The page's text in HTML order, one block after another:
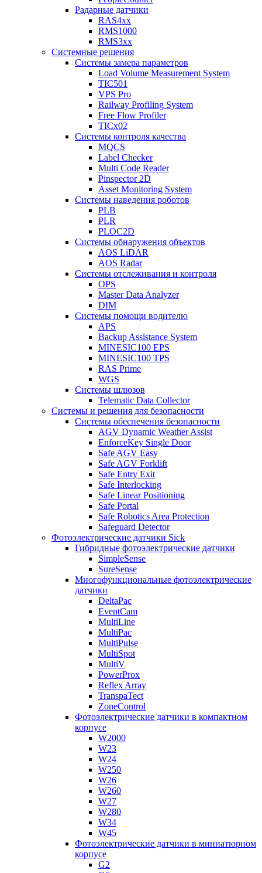
Радарные датчики
RAS4xx
RMS1000
RMS3xx
Системные решения
Системы замера параметров
Load Volume Measurement System
TIC501
VPS Pro
Railway Profiling System
Free Flow Profiler
TICx02
Системы контроля качества
MQCS
Label Checker
Multi Code Reader
Pinspector 2D
Asset Monitoring System
Системы наведения роботов
PLB
PLR
PLOC2D
Системы обнаружения объектов
AOS LiDAR
AOS Radar
Системы отслеживания и контроля
OPS
Master Data Analyzer
DIM
Системы помощи водителю
APS
Backup Assistance System
MINESIC100 EPS
MINESIC100 TPS
RAS Prime
WGS
Системы шлюзов
Telematic Data Collector
Системы и решения для безопасности
Системы обеспечения безопасности
AGV Dynamic Weather Assist
EnforceKey Single Door
Safe AGV Easy
Safe AGV Forklift
Safe Entry Exit
Safe Interlocking
Safe Linear Positioning
Safe Portal
Safe Robotics Area Protection
Safeguard Detector
Фотоэлектрические датчики Sick
Гибридные фотоэлектрические датчики
SimpleSense
SureSense
Многофункциональные фотоэлектрические
датчики
DeltaPac
EventCam
MultiLine
MultiPac
MultiPulse
MultiSpot
MultiV
PowerProx
Reflex Array
TranspaTect
ZoneControl
Фотоэлектрические датчики в компактном
корпусе
W2000
W23
W24
W250
W26
W260
W27
W280
W34
W45
Фотоэлектрические датчики в миниатюрном
корпусе
G2